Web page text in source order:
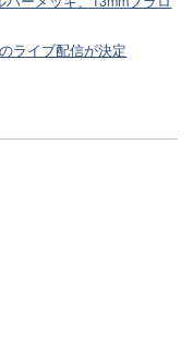
ライブ配信が決定